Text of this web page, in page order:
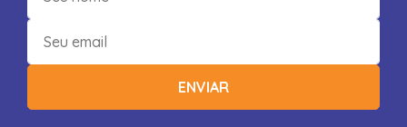
ENVIAR